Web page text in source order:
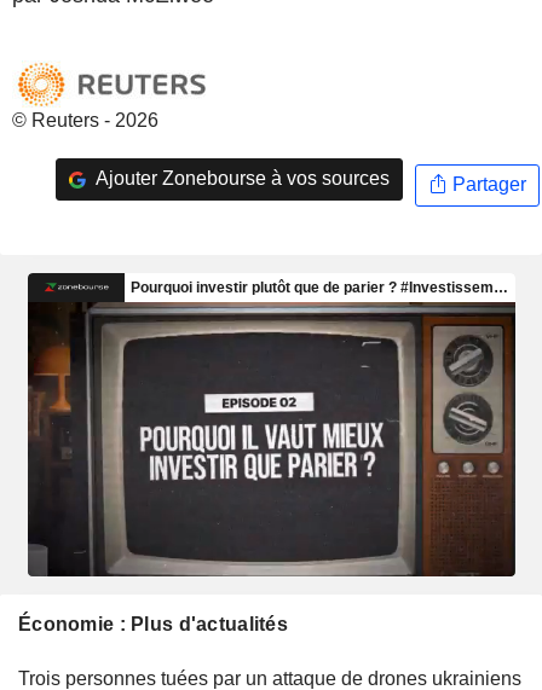
© Reuters - 2026
Ajouter Zonebourse à vos sources Partager
Économie : Plus d'actualités
Trois personnes tuées par un attaque de drones ukrainiens